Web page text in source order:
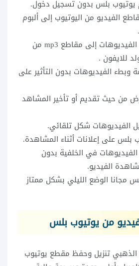
يوتيوب بلس بدون تسجيل دخول.
الفيديو من اليوتيوب إلى ألبوم
تستطيع تحويل الفيديوهات إلى مقاطع mp3 من
للايفون .
الفيديوهات بدون التأثير على
من حيث تقديم أو تأخير المشاهد
الفيديوهات شكل تلقائي.
بلس على إعلانات أثناء المشاهدة.
في الخلفية بدون
الفيديو.
مجانا الوضع الليلي بشكل ممتاز
من يوتيوب بلس
تنزيل وحفظ مقطع يوتيوب